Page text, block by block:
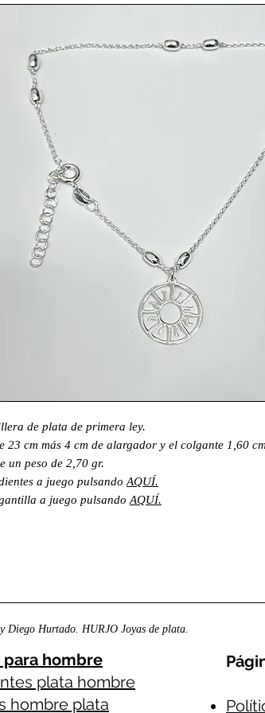
de plata de primera ley.
23 cm más 4 cm de alargador y el colgante 1,60
un peso de 2,70 gr.
a juego pulsando AQUÍ.
a juego pulsando AQUÍ.
Diego Hurtado. HURJO Joyas de plata.
para hombre
plata hombre
hombre plata